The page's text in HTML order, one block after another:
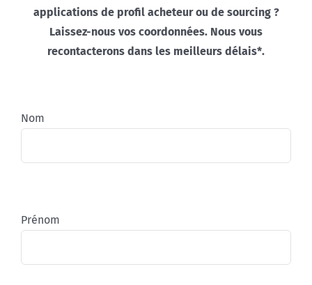
applications de profil acheteur ou de sourcing ?
Laissez-nous vos coordonnées. Nous vous
recontacterons dans les meilleurs délais*.
Nom
Prénom